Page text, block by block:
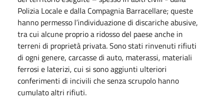
Polizia Locale e dalla Compagnia Barracellare; queste
hanno permesso l’individuazione di discariche abusive,
tra cui alcune proprio a ridosso del paese anche in
terreni di proprietà privata. Sono stati rinvenuti rifiuti
di ogni genere, carcasse di auto, materassi, materiali
ferrosi e laterizi, cui si sono aggiunti ulteriori
conferimenti di incivili che senza scrupolo hanno
cumulato altri rifiuti.